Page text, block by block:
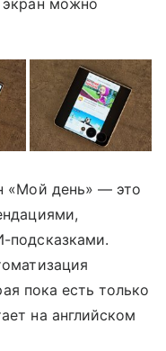
экран можно
«Мой день» — это
подсказками.
пока есть только
на английском